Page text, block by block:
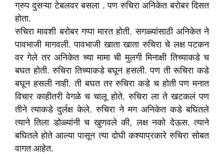
ग्रुप दुसऱ्या टेबलवर बसला . पण रुचिरा अनिकेत बरोबर दिसत
होता.
रुचिरा मावशी बरोबर गप्पा मारत होती. सगळ्यांसाठी अनिकेत ने
पावभाजी मागवली. पावभाजी खाता खाता रुचिरा चे लक्ष पटकन
वर गेले तर अनिकेत च्या मामा ची मुलगी मिनाक्षी तिच्याकडे च
बघत होती. रुचिरा तिच्याकडे बघून हसली. पण ती रूचिरा कडे
बघून हसली नाही. ती बघत तर रुचिरा कडे च होती पण मनात
विचार काहीतरी वेगळे च चालू होते. रुचिरा ला ते खटकलं पण
तीने त्याकडे दुर्लक्ष केले. रुचिरा ने मग अनिकेत कडे बघितले
त्याने तिला डोळ्यांनी च खुणवले की, लक्ष नको देऊस. त्याने
बघितले होते आल्या पासून त्या दोघी कश्याप्रकारे रुचिरा सोबत
वागत आहेत.